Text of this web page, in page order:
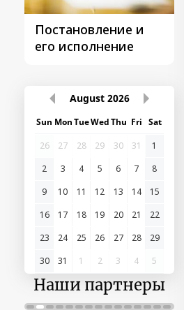
Постановление и
его исполнение
August 2026
Sun MonTueWedThu Fri Sat
26
27 28 29 30 31
1
2
3 4 5 6 7
8
9
10 11 12 13 14
15
16
17 18 19 20 21
22
23
24 25 26 27 28
29
30
31 1 2 3 4 5
Наши партнеры